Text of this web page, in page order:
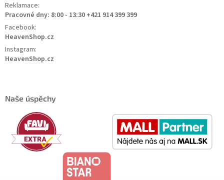
Reklamace:
Pracovné dny: 8:00 - 13:30 +421 914 399 399
Facebook:
HeavenShop.cz
Instagram:
HeavenShop.cz
Naše úspěchy